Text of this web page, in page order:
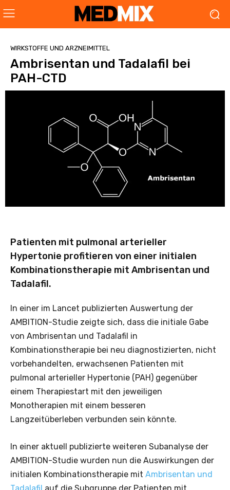
WIRKSTOFFE UND ARZNEIMITTEL
Ambrisentan und Tadalafil bei
PAH-CTD
Patienten mit pulmonal arterieller
Hypertonie profitieren von einer initialen
Kombinationstherapie mit Ambrisentan und
Tadalafil.
In einer im Lancet publizierten Auswertung der
AMBITION-Studie zeigte sich, dass die initiale Gabe
von Ambrisentan und Tadalafil in
Kombinationstherapie bei neu diagnostizierten, nicht
vorbehandelten, erwachsenen Patienten mit
pulmonal arterieller Hypertonie (PAH) gegenüber
einem Therapiestart mit den jeweiligen
Monotherapien mit einem besseren
Langzeitüberleben verbunden sein könnte.
In einer aktuell publizierte weiteren Subanalyse der
AMBITION-Studie wurden nun die Auswirkungen der
initialen Kombinationstherapie mit Ambrisentan und